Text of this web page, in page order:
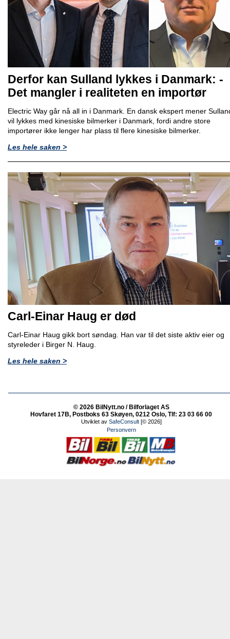
Derfor kan Sulland lykkes i Danmark: -
Det mangler i realiteten en importør
Electric Way går nå all in i Danmark. En dansk ekspert mener
vil lykkes med kinesiske bilmerker i Danmark, fordi andre store
importører ikke lenger har plass til flere kinesiske bilmerker.
Les hele saken >
Carl-Einar Haug er død
Carl-Einar Haug gikk bort søndag. Han var til det siste aktiv eier og
styreleder i Birger N. Haug.
Les hele saken >
© 2026 BilNytt.no / Bilforlaget AS
Hovfaret 17B, Postboks 63 Skøyen, 0212 Oslo, Tlf: 23 03 66 00
Utviklet av SafeConsult[© 2026]
Personvern